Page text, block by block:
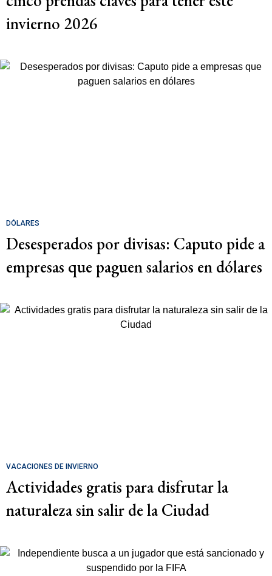
invierno 2026
DÓLARES
Desesperados por divisas: Caputo pide a
empresas que paguen salarios en dólares
VACACIONES DE INVIERNO
Actividades gratis para disfrutar la
naturaleza sin salir de la Ciudad